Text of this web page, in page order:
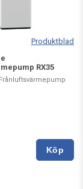
Produktblad
RX35
Köp